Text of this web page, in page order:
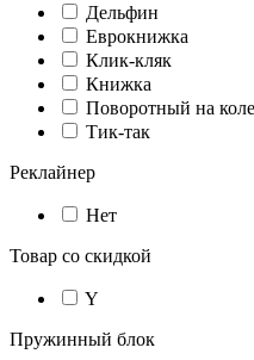
Дельфин
Еврокнижка
Клик-кляк
Книжка
Поворотный на
Тик-так
Реклайнер
Нет
Товар со скидкой
Y
Пружинный блок